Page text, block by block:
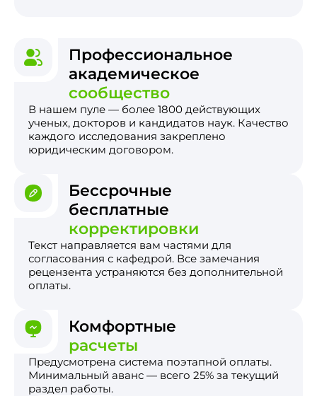
Профессиональное
академическое
сообщество
В нашем пуле — более 1800 действующих
ученых, докторов и кандидатов наук. Качество
каждого исследования закреплено
юридическим договором.
Бессрочные
бесплатные
корректировки
Текст направляется вам частями для
согласования с кафедрой. Все замечания
рецензента устраняются без дополнительной
оплаты.
Комфортные
расчеты
Предусмотрена система поэтапной оплаты.
Минимальный аванс — всего 25% за текущий
раздел работы.